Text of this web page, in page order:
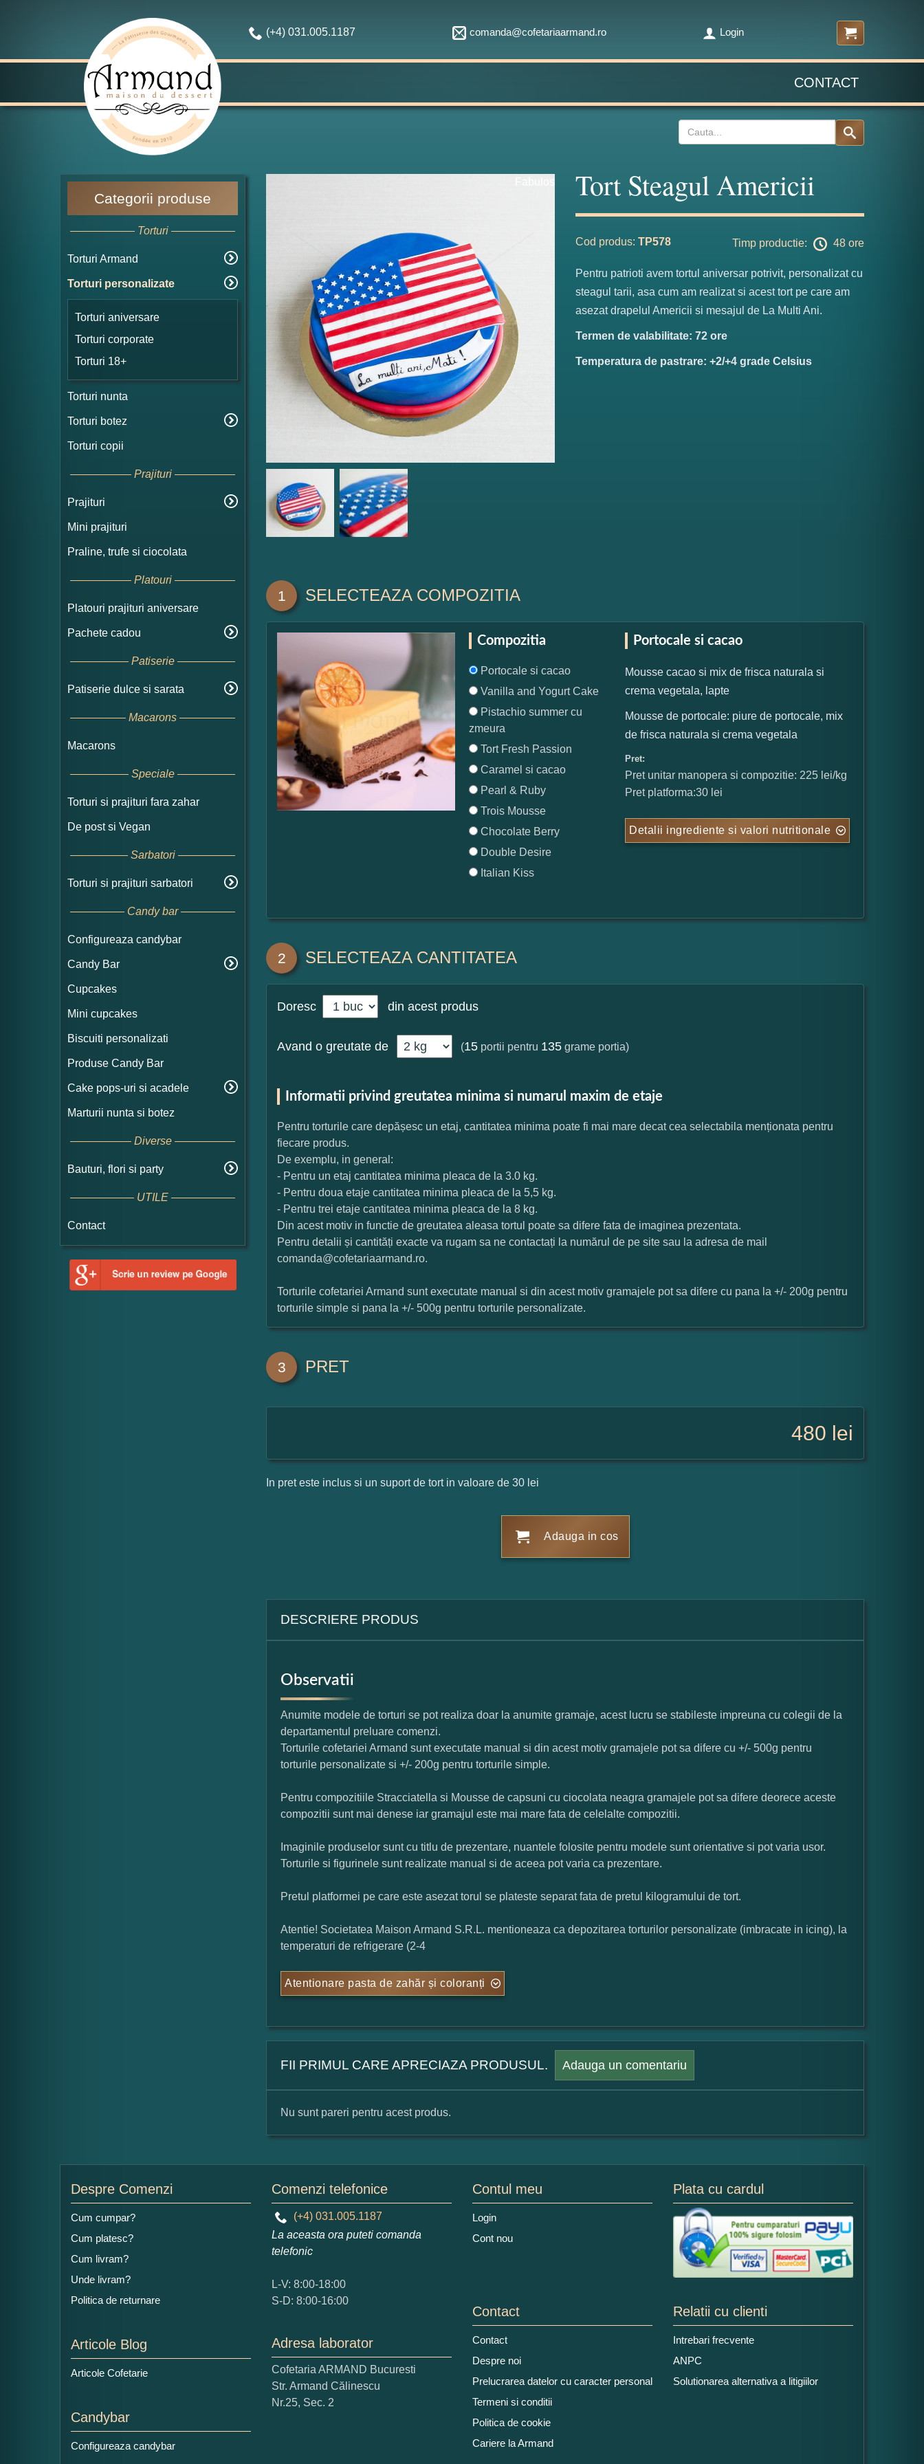
(+4) 031.005.1187 comanda@cofetariaarmand.ro Login
CONTACT
Categorii produse
Torturi
Torturi Armand
Torturi personalizate
Torturi aniversare
Torturi corporate
Torturi 18+
Torturi nunta
Torturi botez
Torturi copii
Prajituri
Prajituri
Mini prajituri
Praline, trufe si ciocolata
Platouri
Platouri prajituri aniversare
Pachete cadou
Patiserie
Patiserie dulce si sarata
Macarons
Macarons
Speciale
Torturi si prajituri fara zahar
De post si Vegan
Sarbatori
Torturi si prajituri sarbatori
Candy bar
Configureaza candybar
Candy Bar
Cupcakes
Mini cupcakes
Biscuiti personalizati
Produse Candy Bar
Cake pops-uri si acadele
Marturii nunta si botez
Diverse
Bauturi, flori si party
UTILE
Contact
Tort Steagul Americii
Cod produs: TP578 Timp productie: 48 ore
Pentru patrioti avem tortul aniversar potrivit, personalizat cu
steagul tarii, asa cum am realizat si acest tort pe care am
asezat drapelul Americii si mesajul de La Multi Ani.
Termen de valabilitate: 72 ore
Temperatura de pastrare: +2/+4 grade Celsius
1 SELECTEAZA COMPOZITIA
Compozitia
Portocale si cacao
Vanilla and Yogurt Cake
Pistachio summer cu
zmeura
Tort Fresh Passion
Caramel si cacao
Pearl & Ruby
Trois Mousse
Chocolate Berry
Double Desire
Italian Kiss
Portocale si cacao
Mousse cacao si mix de frisca naturala si
crema vegetala, lapte
Mousse de portocale: piure de portocale, mix
de frisca naturala si crema vegetala
Pret:
Pret unitar manopera si compozitie: 225 lei/kg
Pret platforma:30 lei
Detalii ingrediente si valori nutritionale
2 SELECTEAZA CANTITATEA
Doresc din acest produs
Avand o greutate de (15 portii pentru 135 grame portia)
Informatii privind greutatea minima si numarul maxim de etaje
Pentru torturile care depășesc un etaj, cantitatea minima poate fi mai mare decat cea selectabila menționata pentru
fiecare produs.
De exemplu, in general:
- Pentru un etaj cantitatea minima pleaca de la 3.0 kg.
- Pentru doua etaje cantitatea minima pleaca de la 5,5 kg.
- Pentru trei etaje cantitatea minima pleaca de la 8 kg.
Din acest motiv in functie de greutatea aleasa tortul poate sa difere fata de imaginea prezentata.
Pentru detalii și cantități exacte va rugam sa ne contactați la numărul de pe site sau la adresa de mail
comanda@cofetariaarmand.ro.
Torturile cofetariei Armand sunt executate manual si din acest motiv gramajele pot sa difere cu pana la +/- 200g pentru
torturile simple si pana la +/- 500g pentru torturile personalizate.
3 PRET
480 lei
In pret este inclus si un suport de tort in valoare de 30 lei
Adauga in cos
DESCRIERE PRODUS
Observatii
Anumite modele de torturi se pot realiza doar la anumite gramaje, acest lucru se stabileste impreuna cu colegii de la
departamentul preluare comenzi.
Torturile cofetariei Armand sunt executate manual si din acest motiv gramajele pot sa difere cu +/- 500g pentru
torturile personalizate si +/- 200g pentru torturile simple.
Pentru compozitiile Stracciatella si Mousse de capsuni cu ciocolata neagra gramajele pot sa difere deorece aceste
compozitii sunt mai denese iar gramajul este mai mare fata de celelalte compozitii.
Imaginile produselor sunt cu titlu de prezentare, nuantele folosite pentru modele sunt orientative si pot varia usor.
Torturile si figurinele sunt realizate manual si de aceea pot varia ca prezentare.
Pretul platformei pe care este asezat torul se plateste separat fata de pretul kilogramului de tort.
Atentie! Societatea Maison Armand S.R.L. mentioneaza ca depozitarea torturilor personalizate (imbracate in icing), la
temperaturi de refrigerare (2-4
Atentionare pasta de zahăr și coloranți
FII PRIMUL CARE APRECIAZA PRODUSUL. Adauga un comentariu
Numele dumneavoastra:
Adaugati o parere despre acest produs:
Ce nota acordati acestui produs?
1 2 3 4
Nu tocmai bun
Nu sunt pareri pentru acest produs.
Despre Comenzi
Cum cumpar?
Cum platesc?
Cum livram?
Unde livram?
Politica de returnare
Articole Blog
Articole Cofetarie
Candybar
Configureaza candybar
Comenzi telefonice
(+4) 031.005.1187
La aceasta ora puteti comanda
telefonic
L-V: 8:00-18:00
S-D: 8:00-16:00
Adresa laborator
Cofetaria ARMAND Bucuresti
Str. Armand Călinescu
Nr.25, Sec. 2
Contul meu
Login
Cont nou
Plata cu cardul
Contact
Contact
Despre noi
Prelucrarea datelor cu caracter personal
Termeni si conditii
Politica de cookie
Cariere la Armand
Relatii cu clienti
Intrebari frecvente
ANPC
Solutionarea alternativa a litigiilor